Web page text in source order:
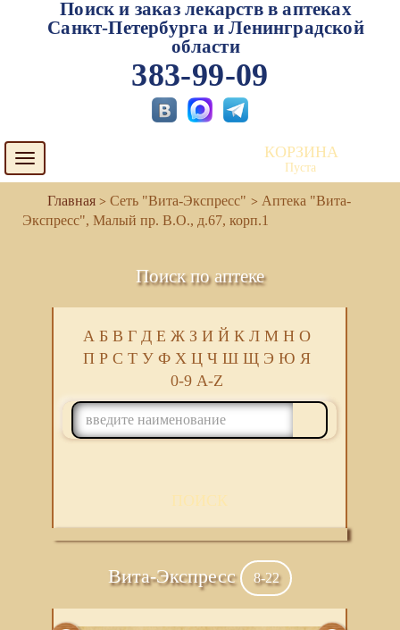
Поиск и заказ лекарств в аптеках
Санкт-Петербурга и Ленинградской
области
383-99-09
Toggle
navigation
КОРЗИНА
Пуста
Сеть "Вита-Экспресс"
Аптека "Вита-
Экспресс", Малый пр. В.О., д.67, корп.1
Поиск по аптеке
А Б В Г Д Е Ж З И Й К Л М Н О
П Р С Т У Ф Х Ц Ч Ш Щ Э Ю Я
0-9 A-Z
ПОИСК
Вита-Экспресс 8-22